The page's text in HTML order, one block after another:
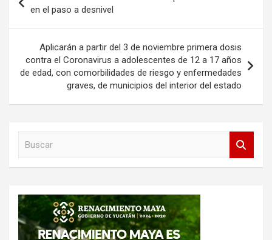
de
entradas
en el paso a desnivel
Aplicarán a partir del 3 de noviembre primera dosis
contra el Coronavirus a adolescentes de 12 a 17 años
de edad, con comorbilidades de riesgo y enfermedades
graves, de municipios del interior del estado
r